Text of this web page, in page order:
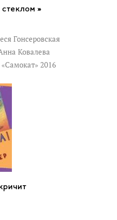
»
Гонсеровская
Ковалева
2016